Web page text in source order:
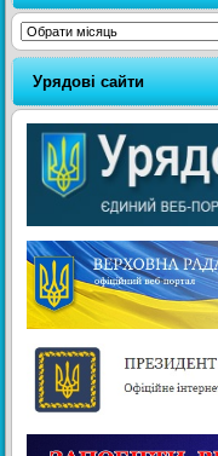
Архіви
Урядові сайти